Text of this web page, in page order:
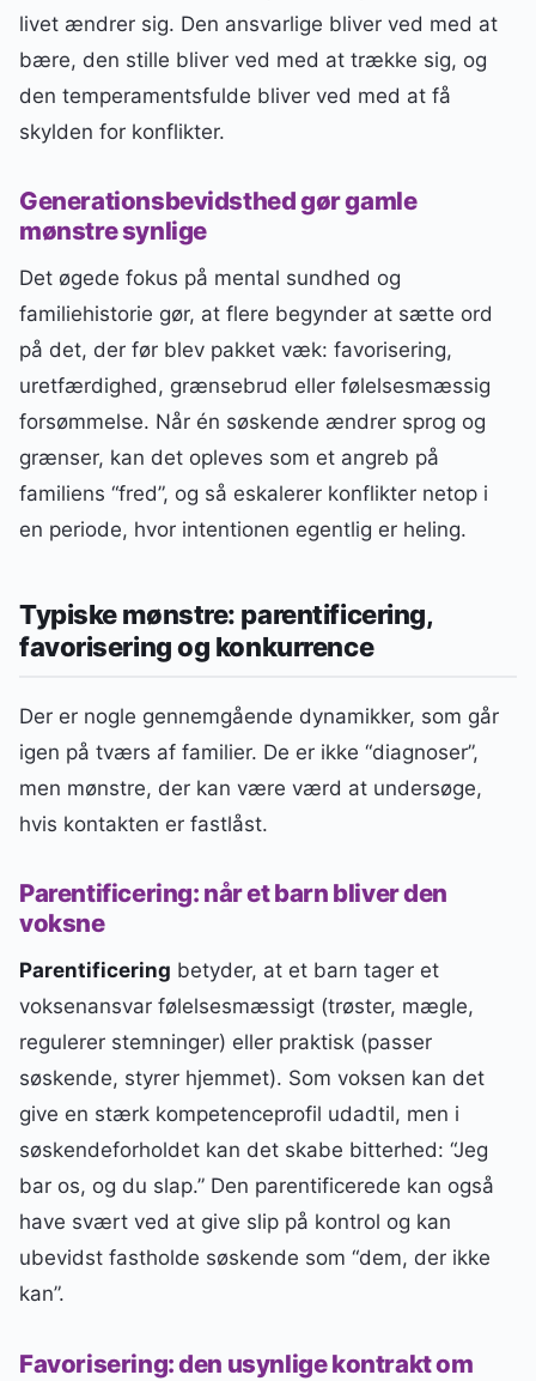
livet ændrer sig. Den ansvarlige bliver ved med at
bære, den stille bliver ved med at trække sig, og
den temperamentsfulde bliver ved med at få
skylden for konflikter.
Generationsbevidsthed gør gamle
mønstre synlige
Det øgede fokus på mental sundhed og
familiehistorie gør, at flere begynder at sætte ord
på det, der før blev pakket væk: favorisering,
uretfærdighed, grænsebrud eller følelsesmæssig
forsømmelse. Når én søskende ændrer sprog og
grænser, kan det opleves som et angreb på
familiens “fred”, og så eskalerer konflikter netop i
en periode, hvor intentionen egentlig er heling.
Typiske mønstre: parentificering,
favorisering og konkurrence
Der er nogle gennemgående dynamikker, som går
igen på tværs af familier. De er ikke “diagnoser”,
men mønstre, der kan være værd at undersøge,
hvis kontakten er fastlåst.
Parentificering: når et barn bliver den
voksne
Parentificering betyder, at et barn tager et
voksenansvar følelsesmæssigt (trøster, mægle,
regulerer stemninger) eller praktisk (passer
søskende, styrer hjemmet). Som voksen kan det
give en stærk kompetenceprofil udadtil, men i
søskendeforholdet kan det skabe bitterhed: “Jeg
bar os, og du slap.” Den parentificerede kan også
have svært ved at give slip på kontrol og kan
ubevidst fastholde søskende som “dem, der ikke
kan”.
Favorisering: den usynlige kontrakt om